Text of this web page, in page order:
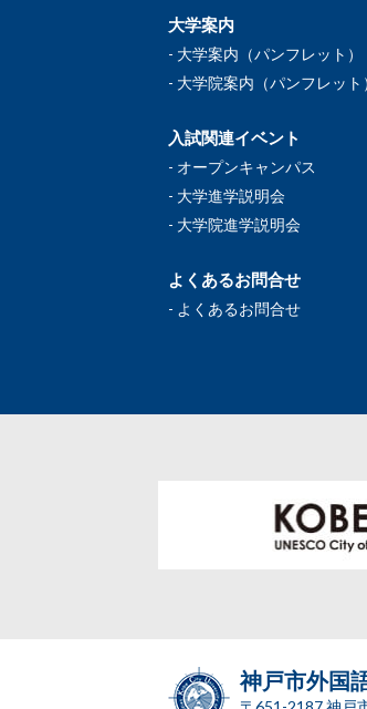
大学案内
大学案内（パンフレット）
大学院案内（パンフレット
入試関連イベント
オープンキャンパス
大学進学説明会
大学院進学説明会
よくあるお問合せ
よくあるお問合せ
神戸市外国